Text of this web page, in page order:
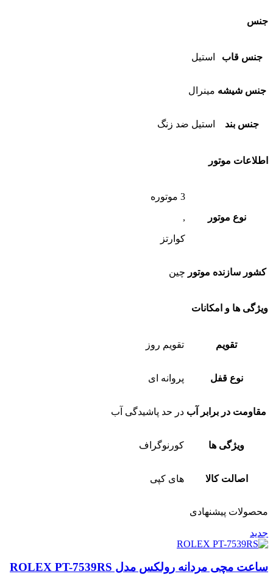
جنس
جنس قاب استیل
جنس شیشه مینرال
جنس بند استیل ضد زنگ
اطلاعات موتور
نوع موتور
3 موتوره
,
کوارتز
کشور سازنده موتور چین
ویژگی ها و امکانات
تقویم تقویم روز
نوع قفل پروانه ای
مقاومت در برابر آب در حد پاشیدگی آب
ویژگی ها کورنوگراف
اصالت کالا های کپی
محصولات پیشنهادی
جدید
ساعت مچی مردانه رولکس مدل ROLEX PT-7539RS